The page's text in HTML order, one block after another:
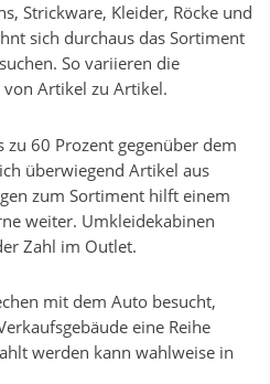
Strickware, Kleider, Röcke und
sich durchaus das Sortiment
So variieren die
von Artikel zu Artikel.
60 Prozent gegenüber dem
überwiegend Artikel aus
zum Sortiment hilft einem
weiter. Umkleidekabinen
Zahl im Outlet.
mit dem Auto besucht,
eine Reihe
werden kann wahlweise in